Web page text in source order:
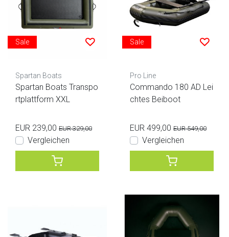
Sale
Spartan Boats
Spartan Boats Transpo
rtplattform XXL
EUR 239,00 EUR 329,00
Vergleichen
Sale
Pro Line
Commando 180 AD Lei
chtes Beiboot
EUR 499,00 EUR 549,00
Vergleichen